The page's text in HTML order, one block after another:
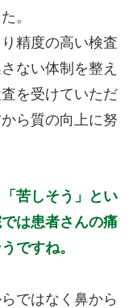
。
精度の高い検査
ない体制を整え
を受けていただ
ら質の向上に努
苦しそう」とい
は患者さんの痛
ですね。
ではなく鼻から